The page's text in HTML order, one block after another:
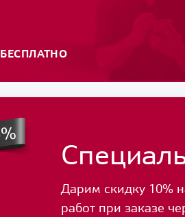
БЕСПЛАТНО
Дарим скидку 10%
работ при заказе